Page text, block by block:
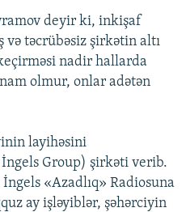
deyir ki, inkişaf
və təcrübəsiz şirkətin altı
nadir hallarda
olmur, onlar adətən
layihəsini
Group) şirkəti verib.
«Azadlıq» Radiosuna
ay işləyiblər, şəhərciyin